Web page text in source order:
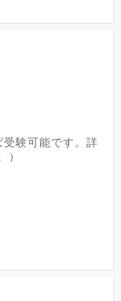
験可能です。詳
）